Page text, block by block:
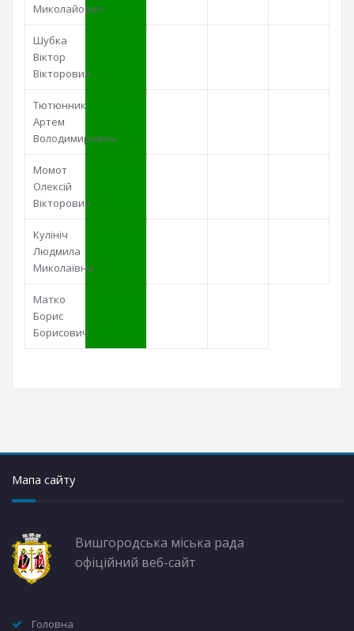
Миколайович
Шубка
Віктор
Вікторович
Тютюнник
Артем
Володимирович
Момот
Олексій
Вікторович
Кулініч
Людмила
Миколаївна
Матко
Борис
Борисович
Мапа сайту
Вишгородська міська рада
офіційний веб-сайт
Головна